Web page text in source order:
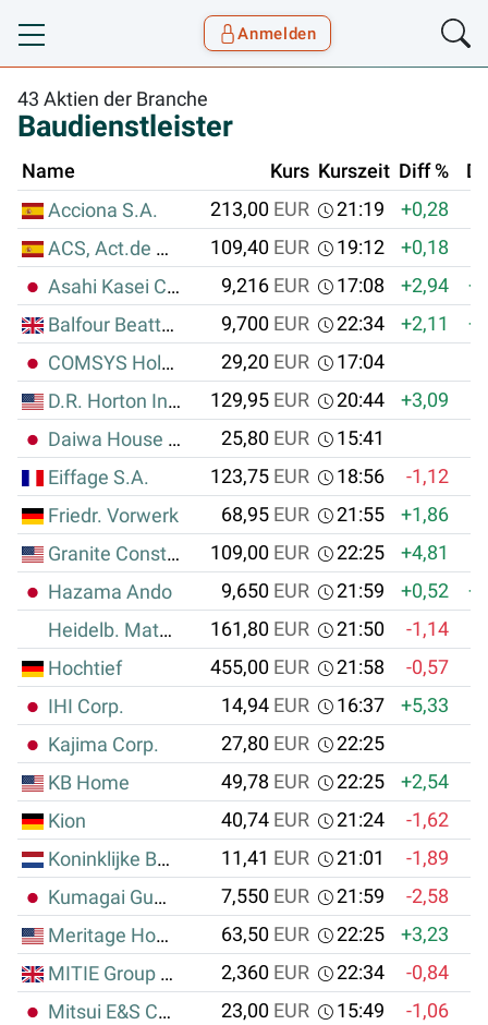
Toggle navigation
Anmelden
43 Aktien der Branche
Baudienstleister
Name Kurs Kurszeit Diff %
Acciona S.A.
213,00 EUR 21:19 +0,28
ACS, Act.de Constr.y Serv. SA
109,40 EUR 19:12 +0,18
Asahi Kasei Corp.
9,216 EUR 17:08 +2,94
Balfour Beatty PLC
9,700 EUR 22:34 +2,11
COMSYS Holdings Corp.
29,20 EUR
17:04
D.R. Horton Inc.
129,95 EUR 20:44 +3,09
Daiwa House Industry Co. Ltd.
25,80 EUR
15:41
Eiffage S.A.
123,75 EUR 18:56 -1,12
Friedr. Vorwerk
68,95 EUR 21:55 +1,86
Granite Construction Inc.
109,00 EUR 22:25 +4,81
Hazama Ando
9,650 EUR 21:59 +0,52
Heidelb. Materials
161,80 EUR 21:50 -1,14
Hochtief
455,00 EUR 21:58 -0,57
IHI Corp.
14,94 EUR 16:37 +5,33
Kajima Corp.
27,80 EUR
22:25
KB Home
49,78 EUR 22:25 +2,54
Kion
40,74 EUR 21:24 -1,62
Koninklijke BAM Groep N.V.
11,41 EUR 21:01 -1,89
Kumagai Gumi Co. Ltd.
7,550 EUR 21:59 -2,58
Meritage Homes Corp.
63,50 EUR 22:25 +3,23
MITIE Group PLC
2,360 EUR 22:34 -0,84
Mitsui E&S Co. Ltd.
23,00 EUR 15:49 -1,06